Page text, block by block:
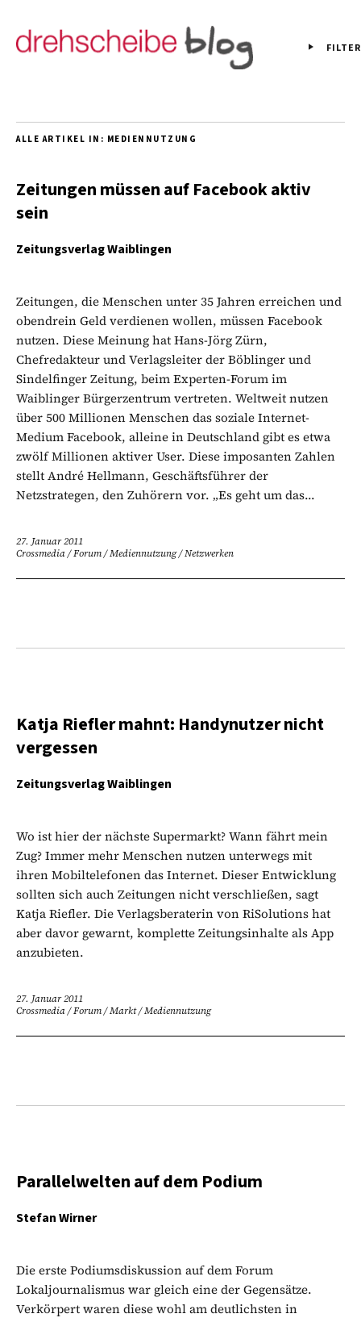
FILTER
ALLE ARTIKEL IN: MEDIENNUTZUNG
Zeitungen müssen auf Facebook aktiv
sein
Zeitungsverlag Waiblingen
Zeitungen, die Menschen unter 35 Jahren erreichen und
obendrein Geld verdienen wollen, müssen Facebook
nutzen. Diese Meinung hat Hans-Jörg Zürn,
Chefredakteur und Verlagsleiter der Böblinger und
Sindelfinger Zeitung, beim Experten-Forum im
Waiblinger Bürgerzentrum vertreten. Weltweit nutzen
über 500 Millionen Menschen das soziale Internet-
Medium Facebook, alleine in Deutschland gibt es etwa
zwölf Millionen aktiver User. Diese imposanten Zahlen
stellt André Hellmann, Geschäftsführer der
Netzstrategen, den Zuhörern vor. „Es geht um das...
27. Januar 2011
Crossmedia/Forum/Mediennutzung/Netzwerken
Katja Riefler mahnt: Handynutzer nicht
vergessen
Zeitungsverlag Waiblingen
Wo ist hier der nächste Supermarkt? Wann fährt mein
Zug? Immer mehr Menschen nutzen unterwegs mit
ihren Mobiltelefonen das Internet. Dieser Entwicklung
sollten sich auch Zeitungen nicht verschließen, sagt
Katja Riefler. Die Verlagsberaterin von RiSolutions hat
aber davor gewarnt, komplette Zeitungsinhalte als App
anzubieten.
27. Januar 2011
Crossmedia/Forum/Markt/Mediennutzung
Parallelwelten auf dem Podium
Stefan Wirner
Die erste Podiumsdiskussion auf dem Forum
Lokaljournalismus war gleich eine der Gegensätze.
Verkörpert waren diese wohl am deutlichsten in